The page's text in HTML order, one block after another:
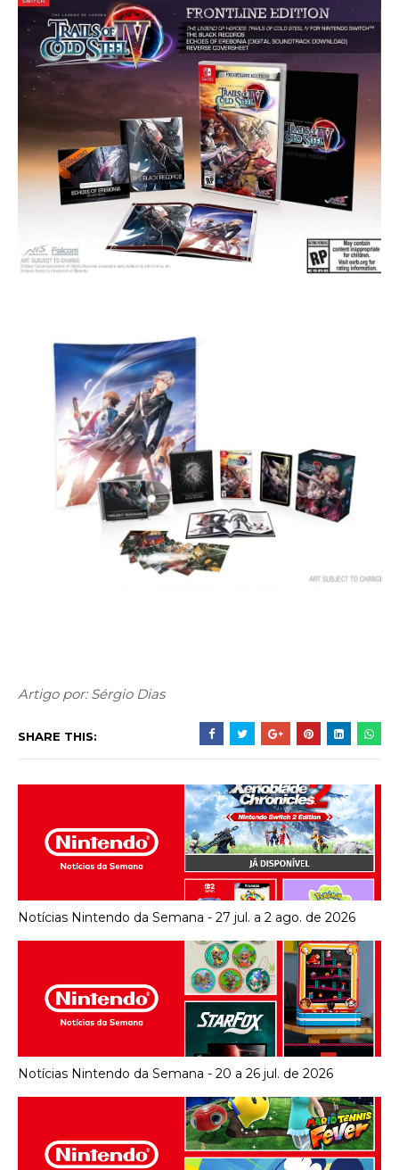
Artigo por: Sérgio Dias
SHARE THIS:
Notícias Nintendo da Semana - 27 jul. a 2 ago. de 2026
Notícias Nintendo da Semana - 20 a 26 jul. de 2026